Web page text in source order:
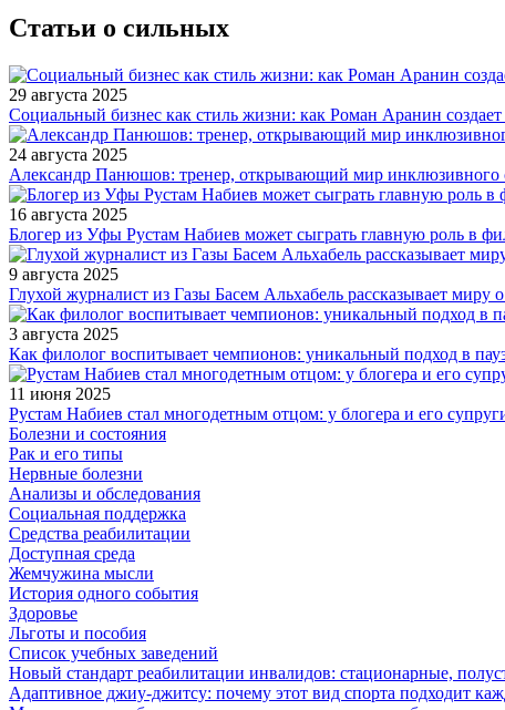
Статьи о сильных
29 августа 2025
Социальный бизнес как стиль жизни: как Роман Аранин
24 августа 2025
Александр Панюшов: тренер, открывающий мир инклюзивного
16 августа 2025
Блогер из Уфы Рустам Набиев может сыграть главную роль в
9 августа 2025
Глухой журналист из Газы Басем Альхабель рассказывает миру
3 августа 2025
Как филолог воспитывает чемпионов: уникальный подход в
11 июня 2025
Рустам Набиев стал многодетным отцом: у блогера и его
Болезни и состояния
Рак и его типы
Нервные болезни
Анализы и обследования
Социальная поддержка
Средства реабилитации
Доступная среда
Жемчужина мысли
История одного события
Здоровье
Льготы и пособия
Список учебных заведений
Новый стандарт реабилитации инвалидов: стационарные,
Адаптивное джиу-джитсу: почему этот вид спорта подходит